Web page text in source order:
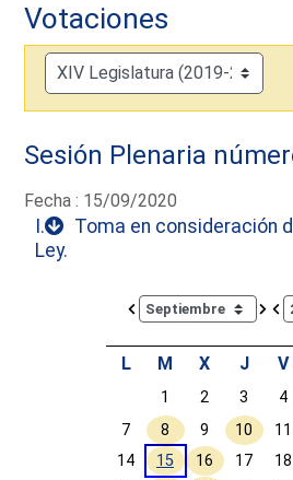
Votaciones
Sesión Plenaria
Fecha : 15/09/2020
I.
Toma en consideración
Ley.
Calendar io de
L M X J V
1 2 3 4
7
8 9 10 11
14
15 16 17 18